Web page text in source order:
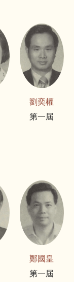
劉奕權
第一屆
鄭國皇
第一屆